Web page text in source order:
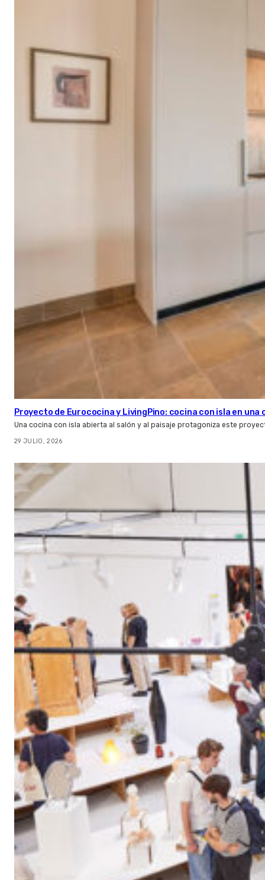
Proyecto de Eurococina y LivingPino: cocina con isla en una
Una cocina con isla abierta al salón y al paisaje protagoniza este
29 JULIO, 2026